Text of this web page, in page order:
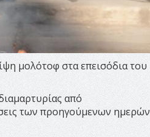
μολότοφ στα επεισόδια του
από
των προηγούμενων ημερών